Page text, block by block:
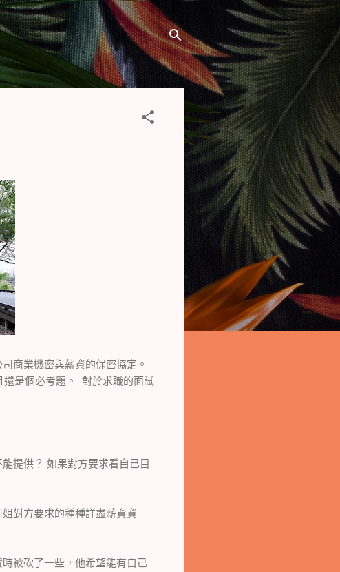
商業機密與薪資的保密協定。
還是個必考題。 對於求職的面試
提供？ 如果對方要求看自己目
對方要求的種種詳盡薪資資
被砍了一些，他希望能有自己